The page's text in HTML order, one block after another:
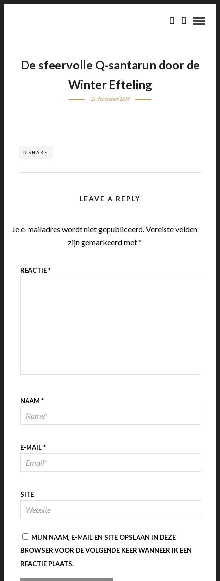
De sfeervolle Q-santarun door de
Winter Efteling
21 december 2014
SHARE
LEAVE A REPLY
Je e-mailadres wordt niet gepubliceerd.Vereiste velden
zijn gemarkeerd met*
REACTIE*
NAAM *
E-MAIL*
SITE
MIJN NAAM, E-MAIL EN SITE OPSLAAN IN DEZE
BROWSER VOOR DE VOLGENDE KEER WANNEER IK EEN
REACTIE PLAATS.